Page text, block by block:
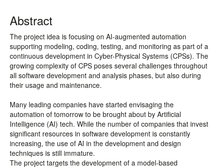
Abstract
The project idea is focusing on AI-augmented automation
supporting modeling, coding, testing, and monitoring as part of a
continuous development in Cyber-Physical Systems (CPSs). The
growing complexity of CPS poses several challenges throughout
all software development and analysis phases, but also during
their usage and maintenance.
Many leading companies have started envisaging the
automation of tomorrow to be brought about by Artificial
Intelligence (AI) tech. While the number of companies that invest
significant resources in software development is constantly
increasing, the use of AI in the development and design
techniques is still immature.
The project targets the development of a model-based